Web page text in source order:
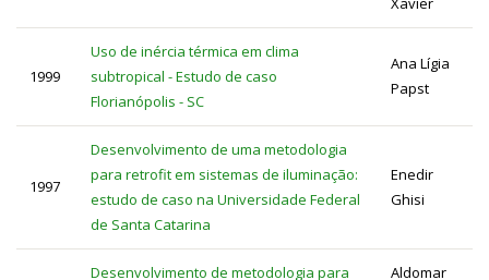
1999
Uso de inércia térmica em clima
subtropical - Estudo de caso
Florianópolis - SC
Ana Lígia
Papst
1997
Desenvolvimento de uma metodologia
para retrofit em sistemas de iluminação:
estudo de caso na Universidade Federal
de Santa Catarina
Enedir
Ghisi
Desenvolvimento de metodologia para Aldomar